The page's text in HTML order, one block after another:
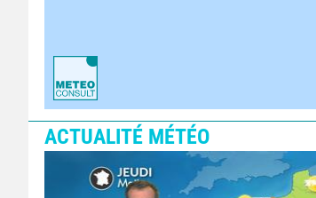
ACTUALITÉ MÉTÉO